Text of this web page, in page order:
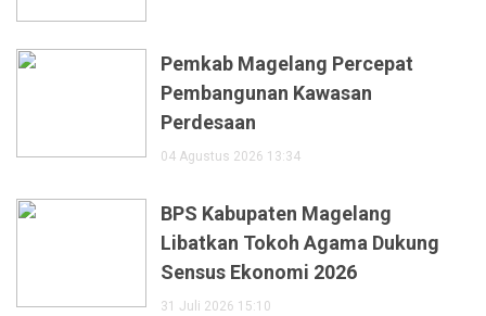
Pemkab Magelang Percepat
Pembangunan Kawasan
Perdesaan
04 Agustus 2026 13:34
BPS Kabupaten Magelang
Libatkan Tokoh Agama Dukung
Sensus Ekonomi 2026
31 Juli 2026 15:10